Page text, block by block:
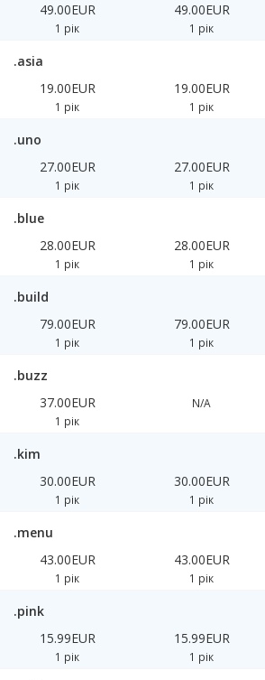
49.00EUR
1 рік
49.00EUR
1 рік
.asia
19.00EUR
1 рік
19.00EUR
1 рік
.uno
27.00EUR
1 рік
27.00EUR
1 рік
.blue
28.00EUR
1 рік
28.00EUR
1 рік
.build
79.00EUR
1 рік
79.00EUR
1 рік
.buzz
37.00EUR
1 рік
N/A
.kim
30.00EUR
1 рік
30.00EUR
1 рік
.menu
43.00EUR
1 рік
43.00EUR
1 рік
.pink
15.99EUR
1 рік
15.99EUR
1 рік